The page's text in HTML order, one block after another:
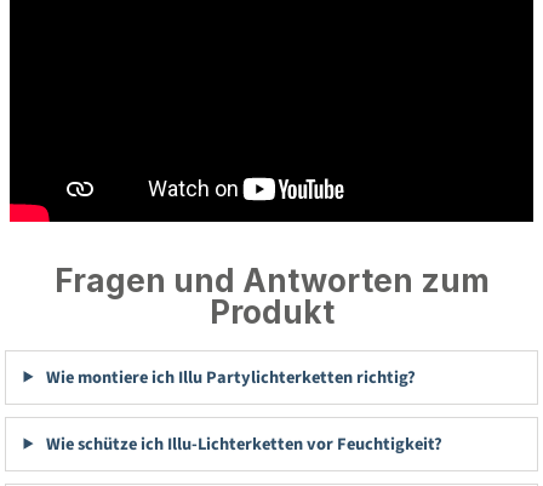
Fragen und Antworten zum
Produkt
Wie montiere ich Illu Partylichterketten richtig?
Wie schütze ich Illu-Lichterketten vor Feuchtigkeit?